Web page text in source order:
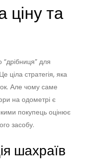
ціну та
для
ціла стратегія, яка
Але чому саме
на одометрі є
покупець оцінює
засобу.
шахраїв